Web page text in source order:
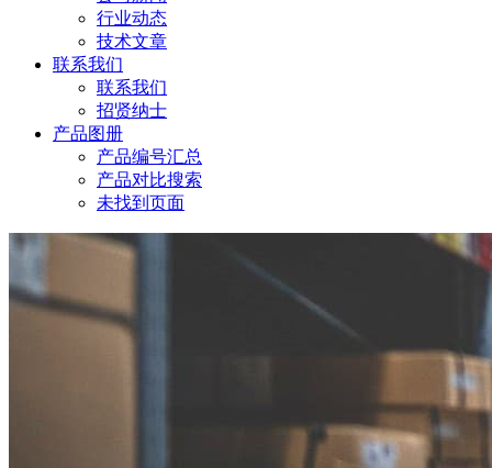
行业动态
技术文章
联系我们
联系我们
招贤纳士
产品图册
产品编号汇总
产品对比搜索
未找到页面